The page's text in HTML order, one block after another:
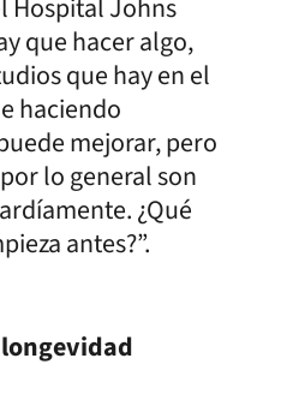
Hospital Johns
que hacer algo,
que hay en el
haciendo
mejorar, pero
lo general son
¿Qué
antes?”.